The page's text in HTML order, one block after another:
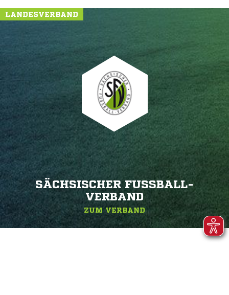
LANDESVERBAND
SÄCHSISCHER FUSSBALL-V
ERBAND
ZUM VERBAND